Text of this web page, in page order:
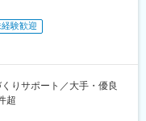
波止駅、喜々津駅、国母
崎駅、南鹿児島駅、さっ
門駅、神奈川駅、市役所
近鉄名古屋駅、金沢駅、中
、胡町駅、高松築港駅、天
小路駅、常盤駅(岡山県)、
験歓迎
りサポート／大手・優良
超